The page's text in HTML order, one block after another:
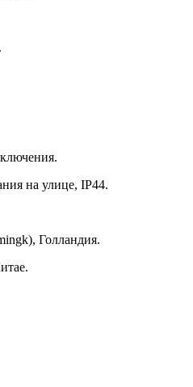
на улице, IP44.
Голландия.